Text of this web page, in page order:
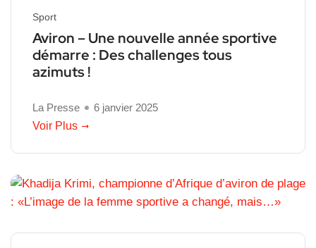
Sport
Aviron – Une nouvelle année sportive
démarre : Des challenges tous
azimuts !
La Presse
6 janvier 2025
Voir Plus